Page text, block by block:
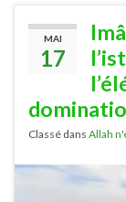
MAI
17
Classé dans Allah